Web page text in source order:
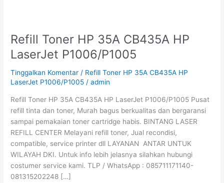
Refill Toner HP 35A CB435A HP
LaserJet P1006/P1005
Tinggalkan Komentar / Refill Toner HP 35A CB435A HP
LaserJet P1006/P1005 /admin
Refill Toner HP 35A CB435A HP LaserJet P1006/P1005 Pusat
refill tinta dan toner, Murah bagus berkualitas dan bergaransi
sampai pemakaian toner cartridge habis. BINTANG LASER
REFILL CENTER Melayani refill toner, Jual recondisi,
compatible, service printer dll LAYANAN ANTAR UNTUK
WILAYAH DKI. Untuk info lebih jelasnya silahkan hubungi
costumer service kami. TLP / WhatsApp : 085711171140-
081315202248 […]
Refill
Toner
HP
35A
CB435A
LaserJet
P1006/P1005